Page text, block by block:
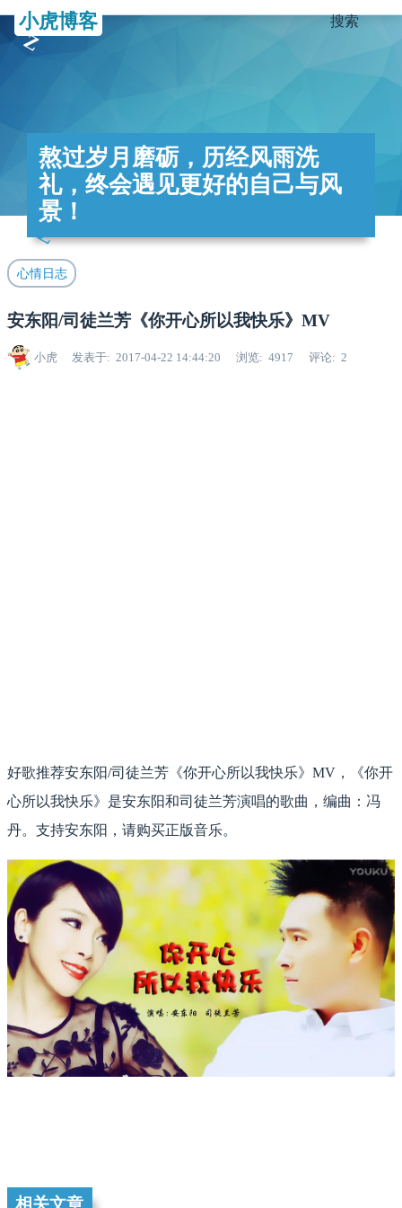
小虎博客 搜索
熬过岁月磨砺，历经风雨洗
礼，终会遇见更好的自己与风
景！
心情日志
安东阳/司徒兰芳《你开心所以我快乐》MV
小虎 发表于 2017-04-22 14:44:20 浏览 4917 评论 2
好歌推荐安东阳/司徒兰芳《你开心所以我快乐》MV，《你开
心所以我快乐》是安东阳和司徒兰芳演唱的歌曲，编曲：冯
丹。支持安东阳，请购买正版音乐。
相关文章